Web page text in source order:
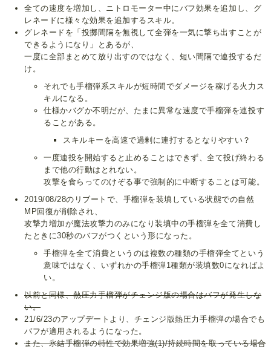
全ての速度を増加し、ニトロモーター中にバフ効果を追加し、グ
レネードに様々な効果を追加するスキル。
グレネードを「投擲間隔を無視して全弾を一気に撃ち出すことが
できるようになり」とあるが、
一度に全部まとめて放り出すのではなく、短い間隔で連投するだ
け。
それでも手榴弾系スキルが短時間でダメージを稼げる火力ス
キルになる。
仕様かバグか不明だが、たまに異常な速度で手榴弾を連投す
ることがある。
スキルキーを高速で過剰に連打するとなりやすい？
一度連投を開始すると止めることはできず、全て投げ終わる
まで他の行動はとれない。
攻撃を食らってのけぞる事で強制的に中断することは可能。
2019/08/28のリブートで、手榴弾を装填している状態での自然
MP回復が削除され、
攻撃力増加が魔法攻撃力のみになり装填中の手榴弾を全て消費し
たときに30秒のバフがつくという形になった。
手榴弾を全て消費というのは複数の種類の手榴弾全てという
意味ではなく、いずれかの手榴弾1種類が装填数0になればよ
い。
以前と同様、熱圧力手榴弾がチェンジ版の場合はバフが発生しな
い。
21/6/23のアップデートより、チェンジ版熱圧力手榴弾の場合でも
バフが適用されるようになった。
また、氷結手榴弾の特性で効果増強(1)/持続時間を取っている場合